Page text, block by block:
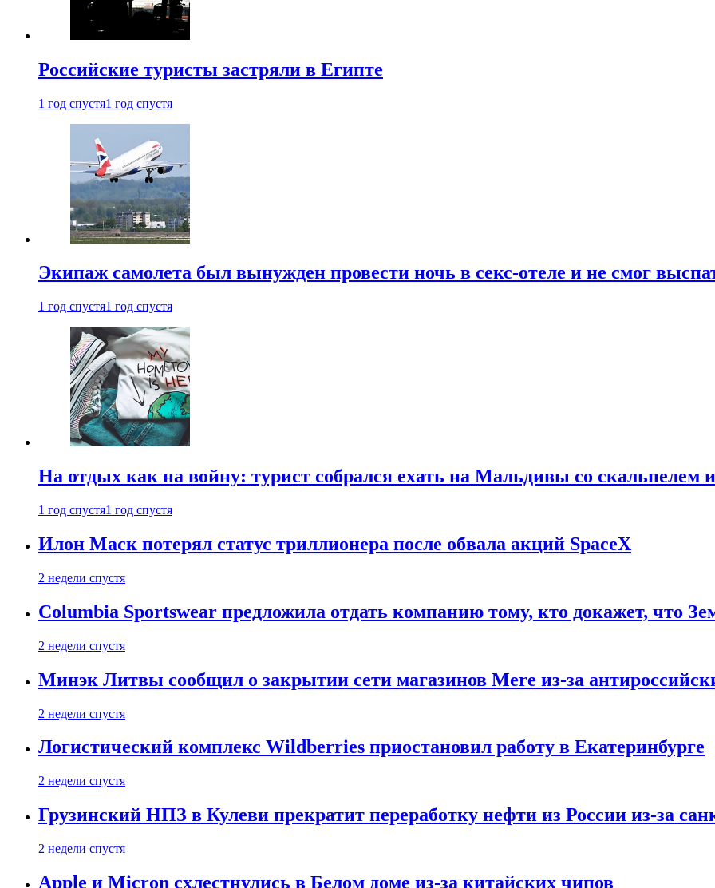
Российские туристы застряли в Египте
1 год спустя1 год спустя
Экипаж самолета был вынужден провести ночь в секс-отеле и не смог
1 год спустя1 год спустя
На отдых как на войну: турист собрался ехать на Мальдивы со скальпелем
1 год спустя1 год спустя
Илон Маск потерял статус триллионера после обвала акций SpaceX
2 недели спустя
Columbia Sportswear предложила отдать компанию тому, кто докажет, что
2 недели спустя
Минэк Литвы сообщил о закрытии сети магазинов Mere из-за
2 недели спустя
Логистический комплекс Wildberries приостановил работу в Екатеринбурге
2 недели спустя
Грузинский НПЗ в Кулеви прекратит переработку нефти из России из-за
2 недели спустя
Apple и Micron схлестнулись в Белом доме из-за китайских чипов